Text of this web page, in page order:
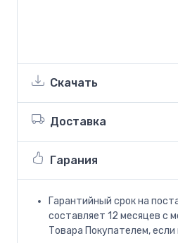
Скачать
Доставка
Гарания
Гарантийный срок на
составляет 12 месяцев с
Товара Покупателем, если